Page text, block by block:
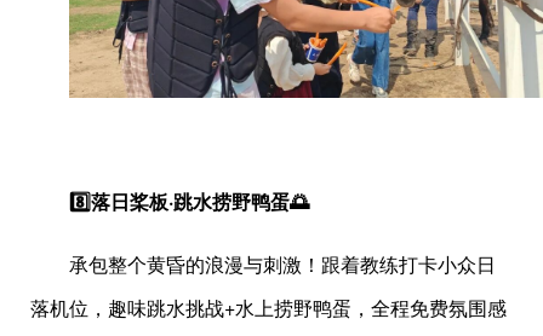
8️⃣落日桨板·跳水捞野鸭蛋🌅
承包整个黄昏的浪漫与刺激！跟着教练打卡小众日
落机位，趣味跳水挑战+水上捞野鸭蛋，全程免费氛围感